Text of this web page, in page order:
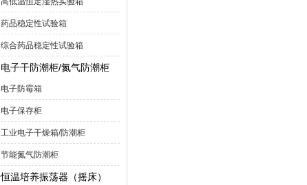
药品稳定性试验箱
综合药品稳定性试验箱
电子干防潮柜/氮气防潮柜
电子防霉箱
电子保存柜
工业电子干燥箱/防潮柜
节能氮气防潮柜
恒温培养振荡器（摇床）